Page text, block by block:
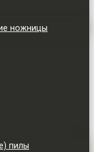
ножницы
пилы